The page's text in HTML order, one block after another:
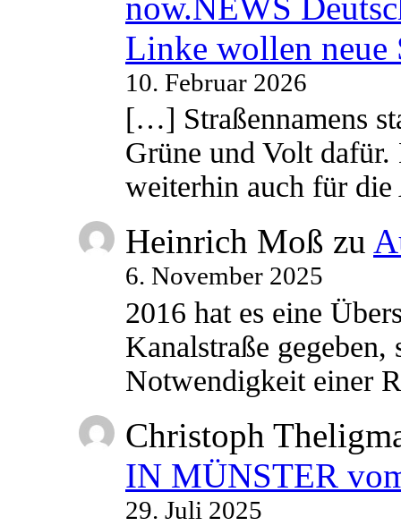
Linke wollen neue
10. Februar 2026
[…] Straßennamens
Grüne und Volt
weiterhin auch für
Heinrich Moß zu
6. November 2025
2016 hat es eine
Kanalstraße
Notwendigkeit einer
Christoph
IN MÜNSTER
29. Juli 2025